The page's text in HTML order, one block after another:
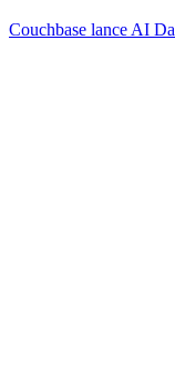
Couchbase lance AI